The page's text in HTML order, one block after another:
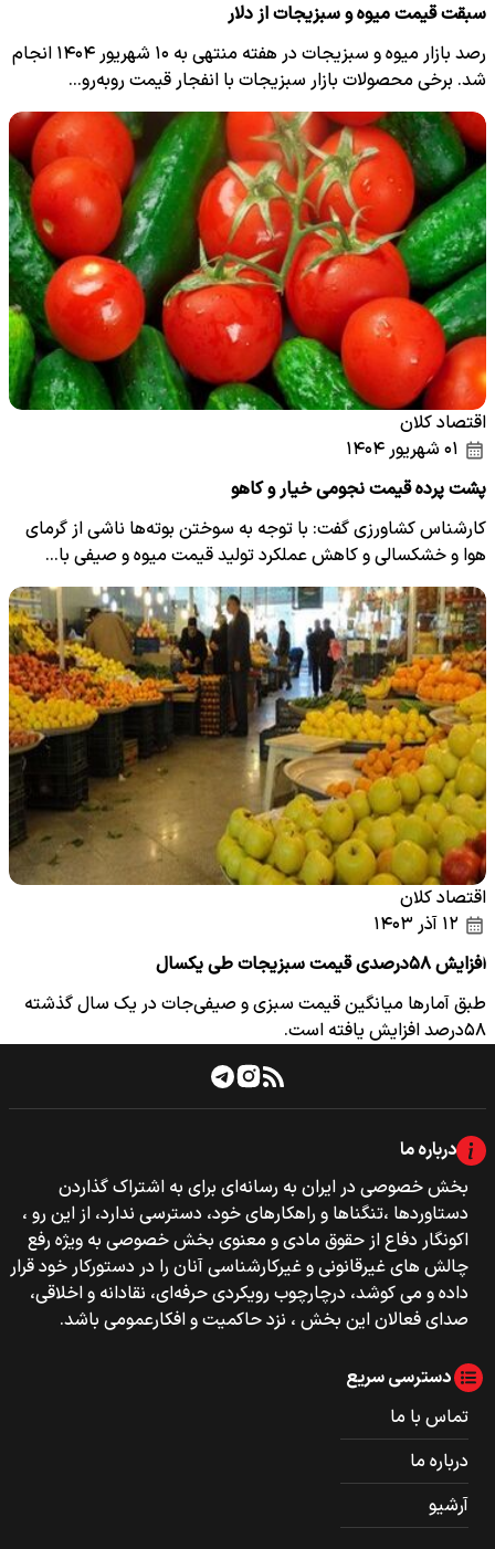
سبقت قیمت میوه و سبزیجات از دلار
رصد بازار میوه و سبزیجات در هفته منتهی به ۱۰ شهریور ۱۴۰۴ انجام
شد. برخی محصولات بازار سبزیجات با انفجار قیمت روبه‌رو…
اقتصاد کلان
پشت پرده قیمت نجومی خیار و کاهو
کارشناس کشاورزی گفت: با توجه به سوختن بوته‌ها ناشی از گرمای
هوا و خشکسالی و کاهش عملکرد تولید قیمت میوه و صیفی با…
اقتصاد کلان
افزایش ۵۸درصدی قیمت سبزیجات طی یکسال
طبق آمارها میانگین قیمت سبزی و صیفی‌جات در یک سال گذشته
۵۸درصد افزایش یافته است.
درباره ما
بخش خصوصی‌‌ در ایران به رسانه‌ای برای به اشتراک گذاردن
دستاوردها ،تنگناها و راهکارهای خود، دسترسی ندارد، از این رو ،
اکونگار دفاع از حقوق مادی و معنوی بخش خصوصی به ویژه رفع
چالش های غیرقانونی و غیرکارشناسی آنان را در دستورکار خود قرار
داده و می کوشد، درچارچوب رویکردی حرفه‌ای، نقادانه و اخلاقی،
صدای فعالان این بخش ، نزد حاکمیت و افکارعمومی باشد.
دسترسی سریع
تماس با ما
درباره ما
آرشیو